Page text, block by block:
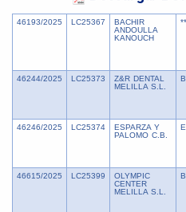
46193/2025 LC25367
BACHIR
ANDOULLA
KANOUCH
46244/2025 LC25373
Z&R DENTAL
MELILLA S.L.
46246/2025 LC25374
ESPARZA Y
PALOMO C.B.
46615/2025 LC25399
OLYMPIC
CENTER
MELILLA S.L.